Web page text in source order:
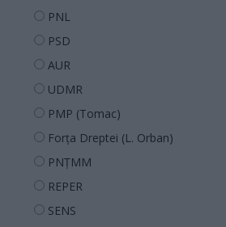
PNL
PSD
AUR
UDMR
PMP (Tomac)
Forța Dreptei (L. Orban)
PNȚMM
REPER
SENS